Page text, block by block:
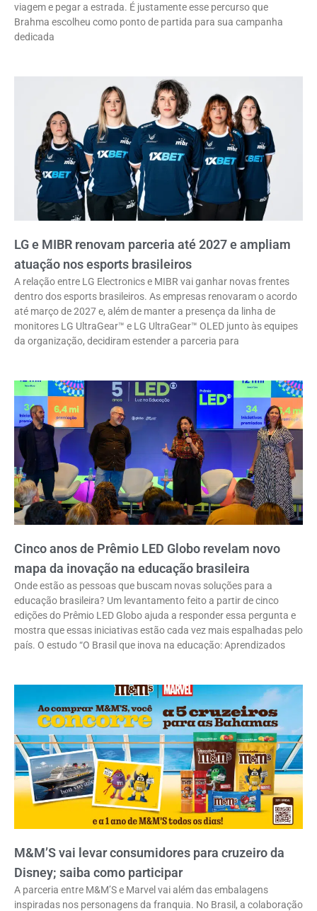
viagem e pegar a estrada. É justamente esse percurso que
Brahma escolheu como ponto de partida para sua campanha
dedicada
LG e MIBR renovam parceria até 2027 e ampliam
atuação nos esports brasileiros
A relação entre LG Electronics e MIBR vai ganhar novas frentes
dentro dos esports brasileiros. As empresas renovaram o acordo
até março de 2027 e, além de manter a presença da linha de
monitores LG UltraGear™ e LG UltraGear™ OLED junto às equipes
da organização, decidiram estender a parceria para
Cinco anos de Prêmio LED Globo revelam novo
mapa da inovação na educação brasileira
Onde estão as pessoas que buscam novas soluções para a
educação brasileira? Um levantamento feito a partir de cinco
edições do Prêmio LED Globo ajuda a responder essa pergunta e
mostra que essas iniciativas estão cada vez mais espalhadas pelo
país. O estudo “O Brasil que inova na educação: Aprendizados
M&M’S vai levar consumidores para cruzeiro da
Disney; saiba como participar
A parceria entre M&M’S e Marvel vai além das embalagens
inspiradas nos personagens da franquia. No Brasil, a colaboração